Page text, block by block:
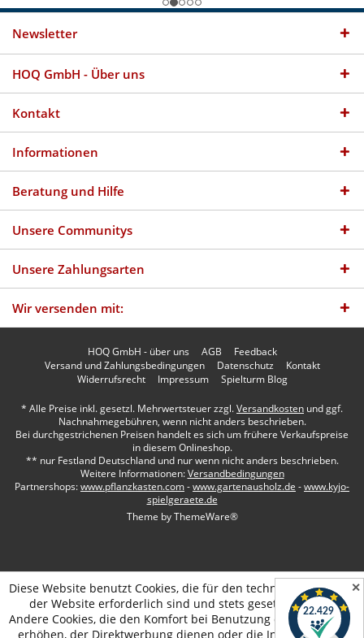
✕
Newsletter
HOQ GmbH - Über uns
Kontakt
Informationen
Beratung und Hilfe
Unsere Communitys
Unsere Zahlungsarten
Wir versenden mit:
HOQ GmbH - über uns AGB
Feedback
Versand und Zahlungsbedingungen
Datenschutz
Kontakt
Widerrufsrecht
Impressum Spielturm Blog
* Alle Preise inkl. gesetzl. Mehrwertsteuer zzgl.Versandkosten und ggf.
Nachnahmegebühren, wenn nicht anders beschrieben.
Bei durchgestrichenen Preisen handelt es sich um frühere Verkaufspreise
in diesem Onlineshop.
** nur Festland Deutschland und nur wenn nicht anders beschrieben.
Weitere Informationen:Versandbedingungen
Partnershops:www.pflanzkasten.com-www.gartenausholz.de -www.kyjo-
spielgeraete.de
Theme byThemeWare®
Diese Website benutzt Cookies, die für den technischen Betrieb
der Website erforderlich sind und stets gesetzt werden.
Andere Cookies, die den Komfort bei Benutzung dieser Website
erhöhen, der Direktwerbung dienen oder die Interaktion mit